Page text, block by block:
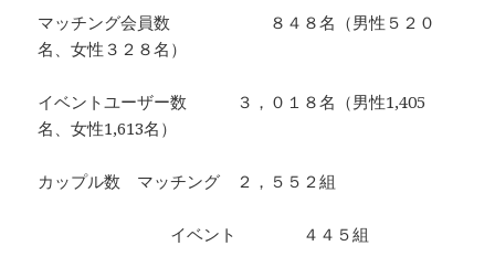
マッチング会員数 ８４８名（男性５２０
名、女性３２８名）
イベントユーザー数 ３，０１８名（男性1,405
名、女性1,613名）
カップル数 マッチング ２，５５２組
イベント ４４５組